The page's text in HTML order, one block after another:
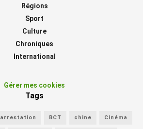
Régions
Sport
Culture
Chroniques
International
Gérer mes cookies
Tags
arrestation BCT chine Cinéma